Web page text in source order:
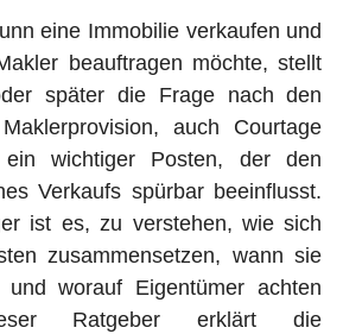
eine Immobilie verkaufen und
beauftragen möchte, stellt
später die Frage nach den
auch Courtage
wichtiger Posten, der den
Verkaufs spürbar beeinflusst.
ist es, zu verstehen, wie sich
zusammensetzen, wann sie
worauf Eigentümer achten
Ratgeber erklärt die